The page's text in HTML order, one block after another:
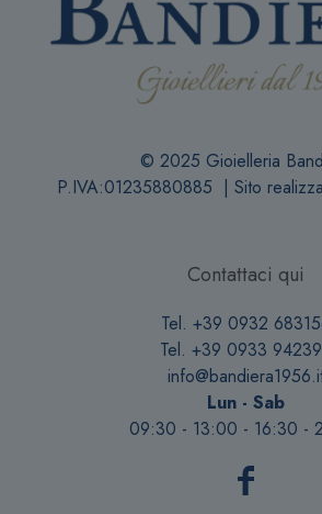
© 2025 Gioielleria
P.IVA:01235880885 | Sito
Contattaci qui
Tel. +39 0932
Tel. +39 0933
Lun - Sab
09:30 - 13:00 - 16:30 -